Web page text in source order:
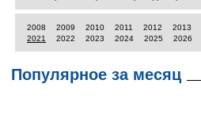
2008 2009 2010 2011 2012 2013
2021
2022 2023 2024 2025 2026
Популярное за месяц